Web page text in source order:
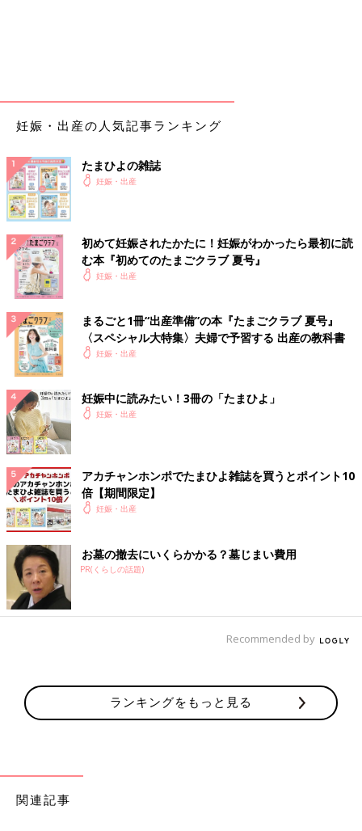
といったサッパリ系は食べやすいようです。
「炭酸水です。炭酸のしゅわしゅわ感がムカムカを抑えてくれま
した。炭酸ジュースは砂糖とカロリーが気になってたので、ひた
すら炭酸水。箱買いです」
「冷麺だけは食べられました。つわりのピークが冬だったので、
冷麺がスーパーになくて専門店から取り寄せたり、そこらじゅう
を夫が探し回って買って来てくれていました」
こってり甘い系にハマった人も。
「妊娠するまでは全く見向きもしなかったミスドのチョコリング
ドーナッツ！ 近所にないので電車を乗り継ぎ、お店に並んであ
る物全て買い占めました」
「納豆です！ 1パックでは足らず食後にもう1パックおかわ
り！」
「スーパーの棚の納豆を全てコンプリートしたくらい、ありとあ
らゆる納豆を食べまくりました」
出産すると、憑き物が取れたように『なぜ、あんなにも執着した
のだろう？』と、食べたくなくなってしまうから不思議です。
つわり中の妊婦さん、体重管理をしながら、つわりを乗り切れる
一品が見つかるといいですね。
（文・井上裕紀子）
【編集部員が伝授】「抱っこひも」「ベ
チをはじめ、妊娠中期にはある程度絞り込み、
出産2カ月前には準備を終えているのが理想
的。先輩ママ・パパがとくに迷ったグッズとし
※この記事は「たまひよONLINE」で過去に公開されたもので
す。
※記事の内容は記事執筆当時の情報であり、現在と異なる場合が
妊娠・出産の人気記事ランキング
たまひよの雑誌
妊娠・出産
初めて妊娠されたかたに！妊娠がわかったら最初に読
む本『初めてのたまごクラブ 夏号』
妊娠・出産
まるごと1冊“出産準備”の本『たまごクラブ 夏号』
〈スペシャル大特集〉夫婦で予習する 出産の教科書
妊娠・出産
妊娠中に読みたい！3冊の「たまひよ」
妊娠・出産
アカチャンホンポでたまひよ雑誌を買うとポイント10
倍【期間限定】
妊娠・出産
お墓の撤去にいくらかかる？墓じまい費用
PR(くらしの話題)
Recommended by
ランキングをもっと見る
関連記事